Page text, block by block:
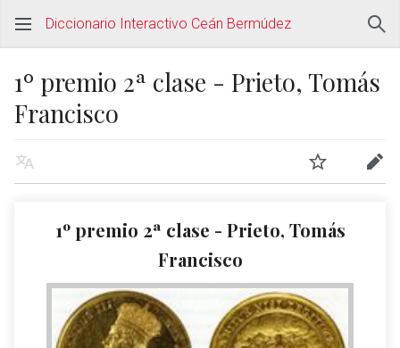
Diccionario Interactivo Ceán Bermúdez
1º premio 2ª clase - Prieto, Tomás
Francisco
1º premio 2ª clase - Prieto, Tomás
Francisco